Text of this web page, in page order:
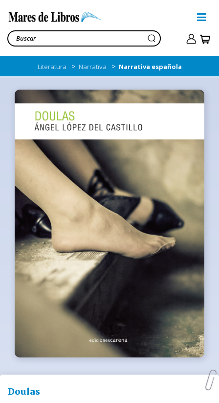
Literatura > Narrativa > Narrativa española
Doulas